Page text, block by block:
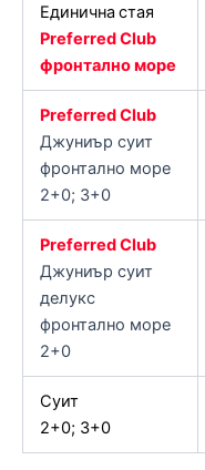
Единична стая
Preferred Club
фронтално море
Preferred Club
Джуниър суит
фронтално море
2+0; 3+0
Preferred Club
Джуниър суит
делукс
фронтално море
2+0
Суит
2+0; 3+0